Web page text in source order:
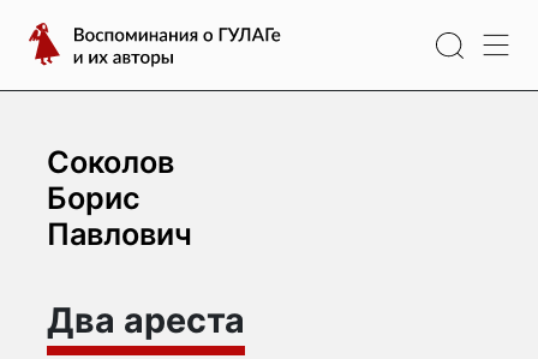
содержимому
Воспоминания
о
ГУЛАГе
их
авторы
Соколов
Борис
Павлович
Два ареста